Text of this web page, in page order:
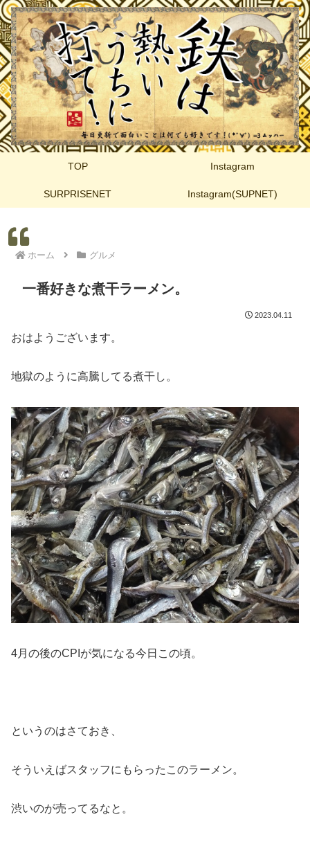
TOP Instagram
SURPRISENET Instagram(SUPNET)
ホーム グルメ
一番好きな煮干ラーメン。
2023.04.11
おはようございます。
地獄のように高騰してる煮干し。
4月の後のCPIが気になる今日この頃。
というのはさておき、
そういえばスタッフにもらったこのラーメン。
渋いのが売ってるなと。